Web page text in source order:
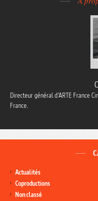
Directeur général d’ARTE France
France.
Actualités
Coproductions
Non classé